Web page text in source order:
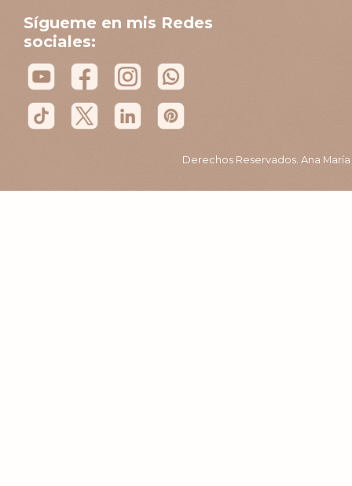
Sígueme en mis Redes
sociales:
Derechos Reservados. Ana